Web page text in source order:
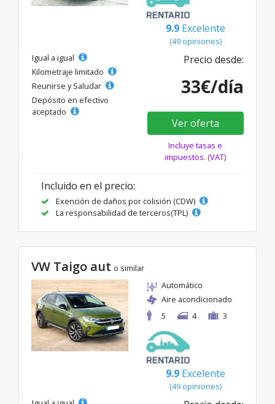
9.9 Excelente
(49 opiniones)
Igual a igual
Kilometraje limitado
Reunirse y Saludar
Depósito en efectivo
aceptado
Precio desde:
33€/día
Ver oferta
Incluye tasas e
impuestos. (VAT)
Incluido en el precio:
Exención de daños por colisión (CDW)
La responsabilidad de terceros(TPL)
VW Taigo aut o similar
Automático
Aire acondicionado
5
4 3
9.9 Excelente
(49 opiniones)